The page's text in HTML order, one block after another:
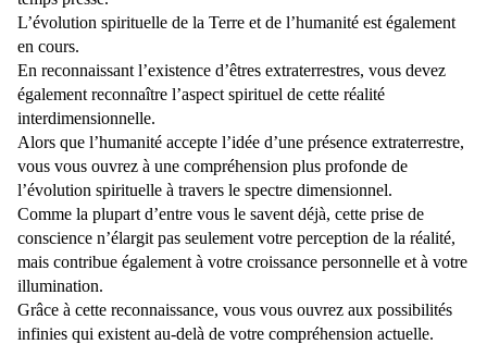
L’évolution spirituelle de la Terre et de l’humanité est également
en cours.
En reconnaissant l’existence d’êtres extraterrestres, vous devez
également reconnaître l’aspect spirituel de cette réalité
interdimensionnelle.
Alors que l’humanité accepte l’idée d’une présence extraterrestre,
vous vous ouvrez à une compréhension plus profonde de
l’évolution spirituelle à travers le spectre dimensionnel.
Comme la plupart d’entre vous le savent déjà, cette prise de
conscience n’élargit pas seulement votre perception de la réalité,
mais contribue également à votre croissance personnelle et à votre
illumination.
Grâce à cette reconnaissance, vous vous ouvrez aux possibilités
infinies qui existent au-delà de votre compréhension actuelle.